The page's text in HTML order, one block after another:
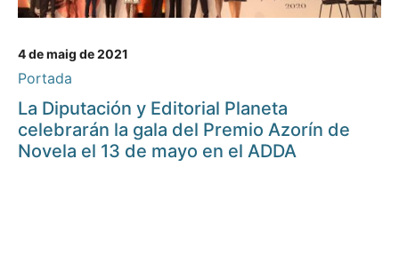
4 de maig de 2021
Portada
La Diputación y Editorial Planeta
celebrarán la gala del Premio Azorín de
Novela el 13 de mayo en el ADDA